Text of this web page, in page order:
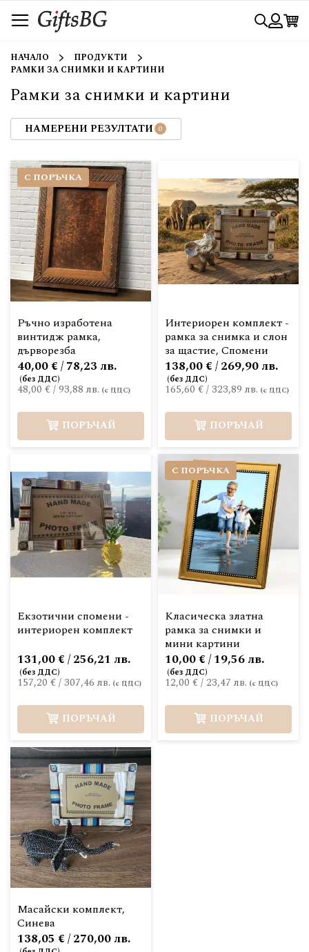
към
съдържанието
Търси
НАЧАЛО
ПРОДУКТИ
РАМКИ ЗА СНИМКИ И КАРТИНИ
Рамки за снимки и картини
С ПОРЪЧКА
Ръчно изработена
винтидж рамка,
дърворезба
48,00 €/93,88 лв.
40,00 € / 78,23 лв.
ПОРЪЧАЙ
Интериорен комплект -
рамка за снимка и слон
за щастие, Спомени
165,60 €/ 323,89 лв.
138,00 € / 269,90 лв.
ПОРЪЧАЙ
Екзотични спомени -
интериорен комплект
157,20 €/ 307,46 лв.
131,00 € / 256,21 лв.
ПОРЪЧАЙ
С ПОРЪЧКА
Класическа златна
рамка за снимки и
мини картини
12,00 €/23,47 лв.
10,00 € / 19,56 лв.
ПОРЪЧАЙ
Масайски комплект,
Синева
138,05 € / 270,00 лв.
НАМЕРЕНИ РЕЗУЛТАТИ